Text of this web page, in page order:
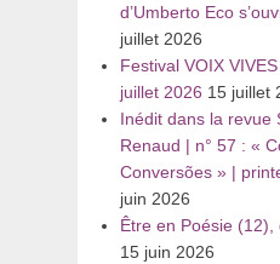
d’Umberto Eco
juillet 2026
Festival VOIX
juillet 2026 15 juillet
Inédit dans la revue
Renaud | n° 57 : «
Conversões » |
juin 2026
Être en Poésie
15 juin 2026